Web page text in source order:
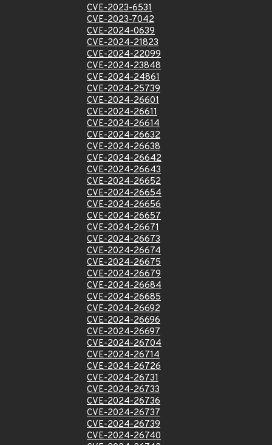
CVE-2023-6531
CVE-2023-7042
CVE-2024-0639
CVE-2024-21823
CVE-2024-22099
CVE-2024-23848
CVE-2024-24861
CVE-2024-25739
CVE-2024-26601
CVE-2024-26611
CVE-2024-26614
CVE-2024-26632
CVE-2024-26638
CVE-2024-26642
CVE-2024-26643
CVE-2024-26652
CVE-2024-26654
CVE-2024-26656
CVE-2024-26657
CVE-2024-26671
CVE-2024-26673
CVE-2024-26674
CVE-2024-26675
CVE-2024-26679
CVE-2024-26684
CVE-2024-26685
CVE-2024-26692
CVE-2024-26696
CVE-2024-26697
CVE-2024-26704
CVE-2024-26714
CVE-2024-26726
CVE-2024-26731
CVE-2024-26733
CVE-2024-26736
CVE-2024-26737
CVE-2024-26739
CVE-2024-26740